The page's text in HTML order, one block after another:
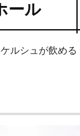
ール
ルシュが飲める